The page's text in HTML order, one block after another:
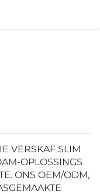
VERSKAF SLIM
OPLOSSINGS
ONS OEM/ODM,